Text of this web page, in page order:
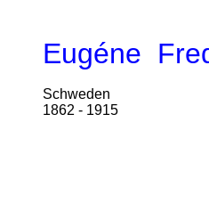
Eugéne
Schweden
1862 - 1915